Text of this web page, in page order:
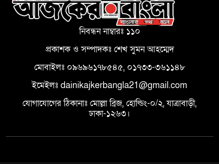
নিবন্ধন নাম্বারঃ ১১০
প্রকাশক ও সম্পাদকঃ শেখ সুমন আহম্মেদ
মোবাইলঃ ০৯৬৯৬১৭৮৫৪৫, ০১৭৩৩-৩৬১১৪৮
ইমেইলঃ dainikajkerbangla21@gmail.com
যোগাযোগের ঠিকানাঃ মোল্লা ব্রিজ, হোল্ডিং-০/২, যাত্রাবাড়ী,
ঢাকা-১২৬৩।